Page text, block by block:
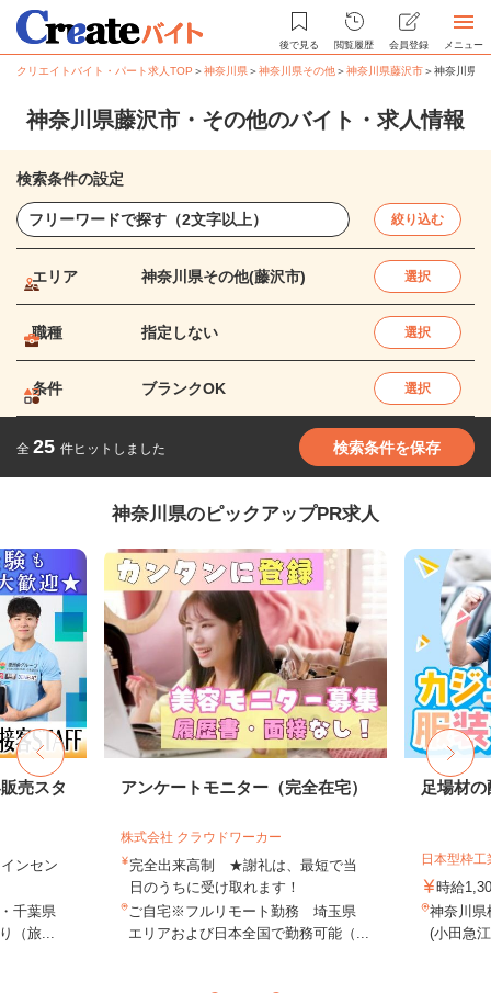
後で見る 閲覧履歴 会員登録 メニュー
クリエイトバイト・パート求人TOP ＞神奈川県＞神奈川県その他＞神奈川県藤沢市＞神奈川県
神奈川県藤沢市・その他のバイト・求人情報
検索条件の設定
絞り込む
エリア 神奈川県その他(藤沢市) 選択
職種 指定しない 選択
条件 ブランクOK 選択
全 25 件ヒットしました 検索条件を保存
神奈川県のピックアップPR求人
売スタ
ンセン
千葉県
（旅...
アンケートモニター（完全在宅）
株式会社 クラウドワーカー
完全出来高制 ★謝礼は、最短で当
日のうちに受け取れます！
ご自宅※フルリモート勤務 埼玉県
エリアおよび日本全国で勤務可能（...
足場材
日本型枠
時給
神奈川県
(小田急